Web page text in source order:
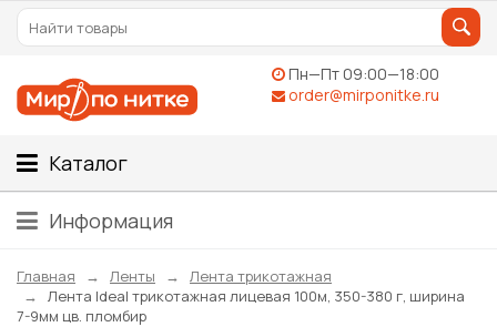
Пн—Пт 09:00—18:00
order@mirponitke.ru
Каталог
Информация
Главная Ленты
Лента трикотажная
Лента Ideal трикотажная лицевая 100м, 350-380 г, ширина
7-9мм цв. пломбир